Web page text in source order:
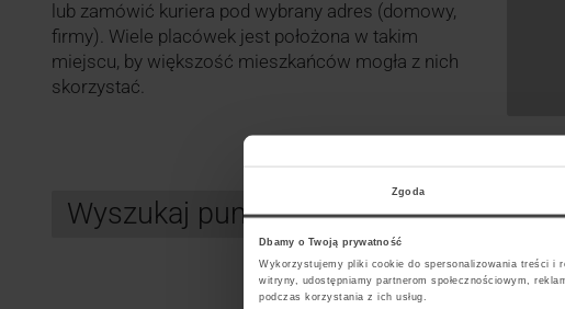
Zgoda
Dbamy o Twoją prywatność
Wykorzystujemy pliki cookie do spersonalizowania treści i
witryny, udostępniamy partnerom społecznościowym,
podczas korzystania z ich usług.
lub zamówić kuriera pod wybrany adres (domowy,
firmy). Wiele placówek jest położona w takim
miejscu, by większość mieszkańców mogła z nich
skorzystać.
Wyszukaj punkt kurierski FEDEX
Search